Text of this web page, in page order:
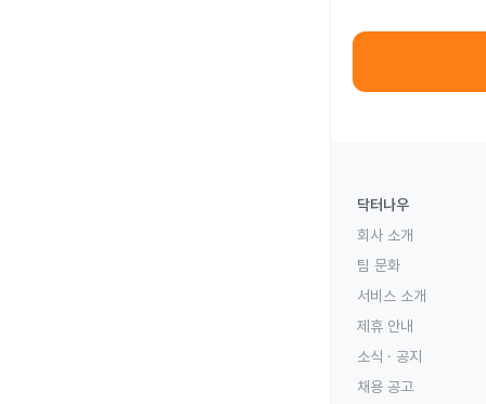
닥터나우
회사 소개
팀 문화
서비스 소개
제휴 안내
소식 · 공지
채용 공고